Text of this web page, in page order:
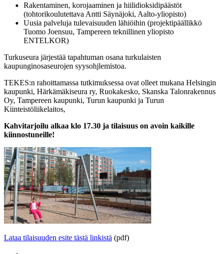
Rakentaminen, korojaaminen ja hiilidioksidipäästöt
(tohtorikoulutettava Antti Säynäjoki, Aalto-yliopisto)
Uusia palveluja tulevaisuuden lähiöihin (projektipäällikkö
Tuomo Joensuu, Tampereen teknillinen yliopisto
ENTELKOR)
Turkuseura järjestää tapahtuman osana turkulaisten
kaupunginosaseurojen syysohjlemistoa.
TEKES:n rahoittamassa tutkimuksessa ovat olleet mukana Helsingin
kaupunki, Härkämäkiseura ry, Ruokakesko, Skanska Talonrakennus
Oy, Tampereen kaupunki, Turun kaupunki ja Turun
Kiinteistöliikelaitos,
Kahvitarjoilu alkaa klo 17.30 ja tilaisuus on avoin kaikille
kiinnostuneille!
Lataa tilaisuuden esite tästä linkistä (pdf)